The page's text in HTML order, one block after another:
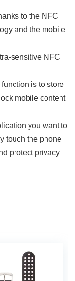
to the NFC
and the mobile
sensitive NFC
is to store
mobile content
you want to
touch the phone
protect privacy.